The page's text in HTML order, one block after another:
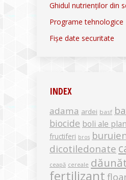
Ghidul nutrienților din
Programe tehnologice
Fișe date securitate
INDEX
adama ardei basf
biocide boli ale
fructiferi bros
dicotiledonate
ceapă cereale
fertilizant